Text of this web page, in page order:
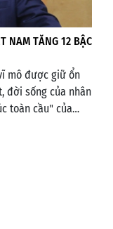
NAM TĂNG 12 BẬC
mô được giữ ổn
đời sống của nhân
toàn cầu" của